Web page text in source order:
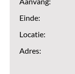
Einde:
Locatie:
Adres: